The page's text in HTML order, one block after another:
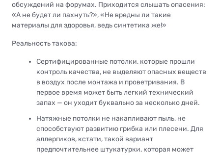
обсуждений на форумах. Приходится слышать опасения:
«А не будет ли пахнуть?», «Не вредны ли такие
материалы для здоровья, ведь синтетика же!»
Реальность такова:
Сертифицированные потолки, которые прошли
контроль качества, не выделяют опасных веществ
в воздух после монтажа и проветривания. В
первое время может быть легкий технический
запах — он уходит буквально за несколько дней.
Натяжные потолки не накапливают пыль, не
способствуют развитию грибка или плесени. Для
аллергиков, кстати, такой вариант
предпочтительнее штукатурки, которая может